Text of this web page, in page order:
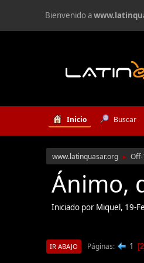
Bienvenido a
Inicio Buscar
www.latinquasar.org ►
Ánimo,
Iniciado por Miquel, 19-
IR ABAJO Páginas 1 2